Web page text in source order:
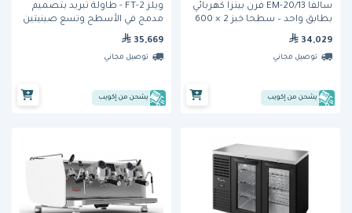
سالفا EM-20/13 فرن بيتزا كهربائي
بطابق واحد – سطحا خبز 2 × 600
34,029
توصيل مجاني
يشحن من إكويب
ويلز FT-2 - طاولة تبريد بتصميم
مدمج في الأسطح وتسع صينيتين
35,669
توصيل مجاني
يشحن من إكويب